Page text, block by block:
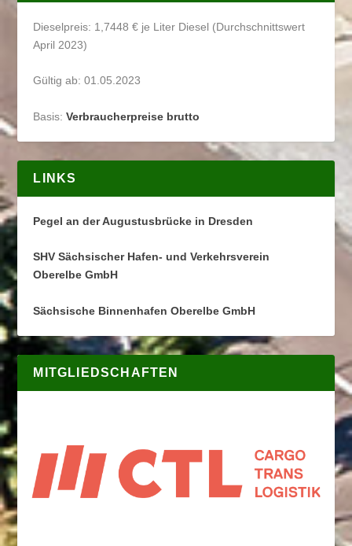
Dieselpreis: 1,7448 € je Liter Diesel (Durchschnittswert
April 2023)
Gültig ab: 01.05.2023
Basis:Verbraucherpreise brutto
LINKS
Pegel an der Augustusbrücke in Dresden
SHV Sächsischer Hafen- und Verkehrsverein
Oberelbe GmbH
Sächsische Binnenhafen Oberelbe GmbH
MITGLIEDSCHAFTEN